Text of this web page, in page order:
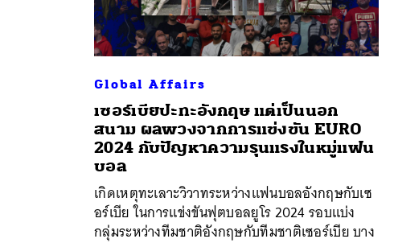
Global Affairs
เซอร์เบียปะทะอังกฤษ แต่เป็นนอก
สนาม ผลพวงจากการแข่งขัน EURO
2024 กับปัญหาความรุนแรงในหมู่แฟน
บอล
เกิดเหตุทะเลาะวิวาทระหว่างแฟนบอลอังกฤษกับเซ
อร์เบีย ในการแข่งขันฟุตบอลยูโร 2024 รอบแบ่ง
กลุ่มระหว่างทีมชาติอังกฤษกับทีมชาติเซอร์เบีย บาง
ค้นหา